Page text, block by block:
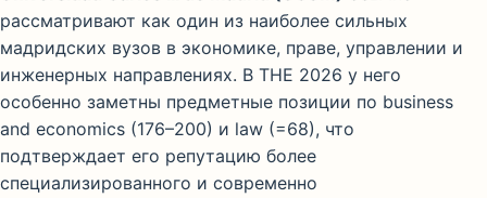
рассматривают как один из наиболее сильных
мадридских вузов в экономике, праве, управлении и
инженерных направлениях. В THE 2026 у него
особенно заметны предметные позиции по business
and economics (176–200) и law (=68), что
подтверждает его репутацию более
специализированного и современно